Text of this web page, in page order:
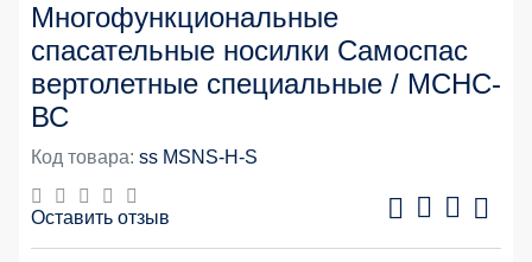
Многофункциональные
спасательные носилки Самоспас
вертолетные специальные / МСНС-
ВС
Код товара: ss MSNS-H-S
Оставить отзыв